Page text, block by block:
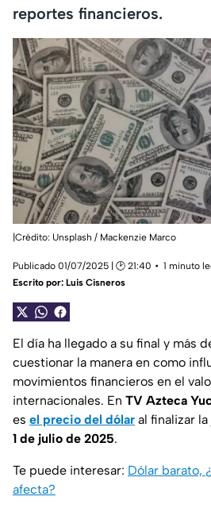
reportes financieros.
|Crédito: Unsplash / Mackenzie Marco
Publicado 01/07/2025 | 🕑 21:40
1 minuto
Escrito por: Luis Cisneros
El día ha llegado a su final y más
cuestionar la manera en como
movimientos financieros en el
internacionales. En TV Azteca
es el precio del dólar al finalizar
1 de julio de 2025.
Te puede interesar: Dólar barato,
afecta?